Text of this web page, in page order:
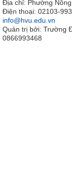
Địa chỉ: Phường
Điện thoại: 02103-
info@hvu.edu.vn
Quản trị bởi: Trường
0866993468